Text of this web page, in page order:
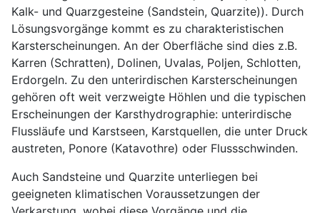
Kalk- und Quarzgesteine (Sandstein, Quarzite)). Durch
Lösungsvorgänge kommt es zu charakteristischen
Karsterscheinungen. An der Oberfläche sind dies z.B.
Karren (Schratten), Dolinen, Uvalas, Poljen, Schlotten,
Erdorgeln. Zu den unterirdischen Karsterscheinungen
gehören oft weit verzweigte Höhlen und die typischen
Erscheinungen der Karsthydrographie: unterirdische
Flussläufe und Karstseen, Karstquellen, die unter Druck
austreten, Ponore (Katavothre) oder Flussschwinden.
Auch Sandsteine und Quarzite unterliegen bei
geeigneten klimatischen Voraussetzungen der